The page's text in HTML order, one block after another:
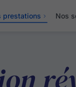
prestations Nos